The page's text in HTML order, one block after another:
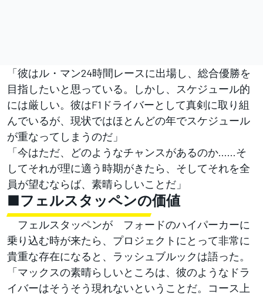
「彼はル・マン24時間レースに出場し、総合優勝を
目指したいと思っている。しかし、スケジュール的
には厳しい。彼はF1ドライバーとして真剣に取り組
んでいるが、現状ではほとんどの年でスケジュール
が重なってしまうのだ」
「今はただ、どのようなチャンスがあるのか……そ
してそれが理に適う時期がきたら、そしてそれを全
員が望むならば、素晴らしいことだ」
■フェルスタッペンの価値
フェルスタッペンが フォードのハイパーカーに
乗り込む時が来たら、プロジェクトにとって非常に
貴重な存在になると、ラッシュブルックは語った。
「マックスの素晴らしいところは、彼のようなドラ
イバーはそうそう現れないということだ。コース上